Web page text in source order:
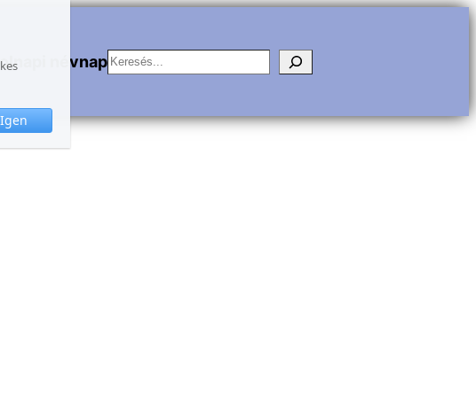
Igen
névnapKeresés